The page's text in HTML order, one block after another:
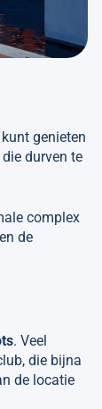
genieten
durven te
complex
de
. Veel
die bijna
de locatie